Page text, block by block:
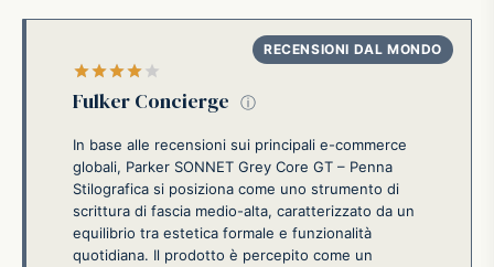
Fulker Concierge ⓘ
In base alle recensioni sui principali e-commerce
globali, Parker SONNET Grey Core GT – Penna
Stilografica si posiziona come uno strumento di
scrittura di fascia medio-alta, caratterizzato da un
equilibrio tra estetica formale e funzionalità
quotidiana. Il prodotto è percepito come un